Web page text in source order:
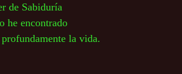
de Sabiduría
he encontrado
la vida.